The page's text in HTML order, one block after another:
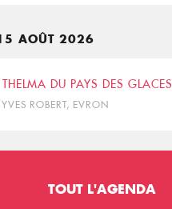
AOÛT 2026
THELMA DU PAYS DES GLACES
ROBERT, EVRON
TOUT L'AGENDA